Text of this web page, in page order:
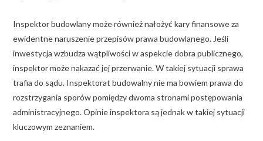
Inspektor budowlany może również nałożyć kary finansowe za
ewidentne naruszenie przepisów prawa budowlanego. Jeśli
inwestycja wzbudza wątpliwości w aspekcie dobra publicznego,
inspektor może nakazać jej przerwanie. W takiej sytuacji sprawa
trafia do sądu. Inspektorat budowalny nie ma bowiem prawa do
rozstrzygania sporów pomiędzy dwoma stronami postępowania
administracyjnego. Opinie inspektora są jednak w takiej sytuacji
kluczowym zeznaniem.